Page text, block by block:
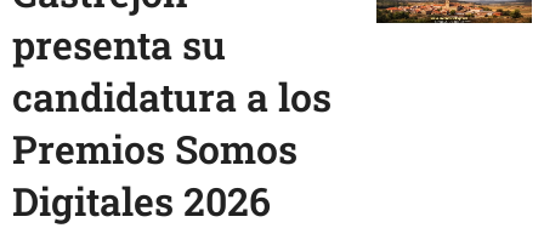
presenta su
candidatura a los
Premios Somos
Digitales 2026